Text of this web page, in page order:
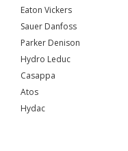
Eaton Vickers
Sauer Danfoss
Parker Denison
Hydro Leduc
Casappa
Atos
Hydac